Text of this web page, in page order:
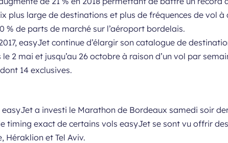
plus large de destinations et plus de fréquences de vol à
de parts de marché sur l’aéroport bordelais.
easyJet continue d’élargir son catalogue de
2 mai et jusqu’au 26 octobre à raison d’un vol par
14 exclusives.
a investi le Marathon de Bordeaux samedi soir
timing exact de certains vols easyJet se sont vu offrir
Héraklion et Tel Aviv.